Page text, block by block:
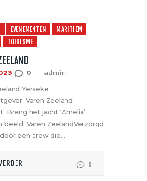
EVENEMENTEN
MARITIEM
TOERISME
0 admin
Yerseke
Varen Zeeland
Breng het jacht ‘Amelia’
beeld. Varen ZeelandVerzorgd
een crew die…
0